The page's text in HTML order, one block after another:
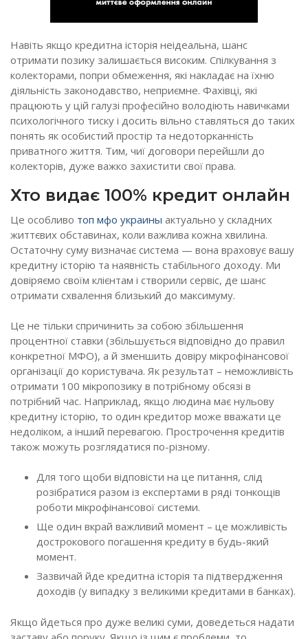
Навіть якщо кредитна історія неідеальна, шанс
отримати позику залишається високим. Спілкування з
колекторами, попри обмеження, які накладає на їхню
діяльність законодавство, неприємне. Фахівці, які
працюють у цій галузі професійно володіють навичками
психологічного тиску і досить вільно ставляться до таких
понять як особистий простір та недоторканність
приватного життя. Тим, чиї договори перейшли до
колекторів, дуже важко захистити свої права.
Хто видає 100% кредит онлайн
Це особливо топ мфо украины актуально у складних
життєвих обставинах, коли важлива кожна хвилина.
Остаточну суму визначає система — вона враховує вашу
кредитну історію та наявність стабільного доходу. Ми
довіряємо своїм клієнтам і створили сервіс, де шанс
отримати схвалення близький до максимуму.
Це не тільки спричинить за собою збільшення
процентної ставки (збільшується відповідно до правил
конкретної МФО), а й зменшить довіру мікрофінансової
організації до користувача. Як результат – неможливість
отримати 100 мікропозику в потрібному обсязі в
потрібний час. Наприклад, якщо людина має нульову
кредитну історію, то один кредитор може вважати це
недоліком, а інший перевагою. Прострочення кредитів
також можуть розглядатися по-різному.
Для того щоби відповісти на це питання, слід
розібратися разом із експертами в ряді тонкощів
роботи мікрофінансової системи.
Ще один вкрай важливий момент – це можливість
дострокового погашення кредиту в будь-який
момент.
Зазвичай йде кредитна історія та підтвердження
доходів (у випадку з великими кредитами в банках).
Якщо йдеться про дуже великі суми, доведеться надати